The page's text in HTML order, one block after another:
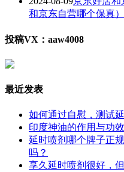
和京东自营哪个保真）
投稿VX：aaw4008
最近发表
如何通过自慰，测试
印度神油的作用与功效
延时喷剂哪个牌子正
吗？
享久延时喷剂很好，